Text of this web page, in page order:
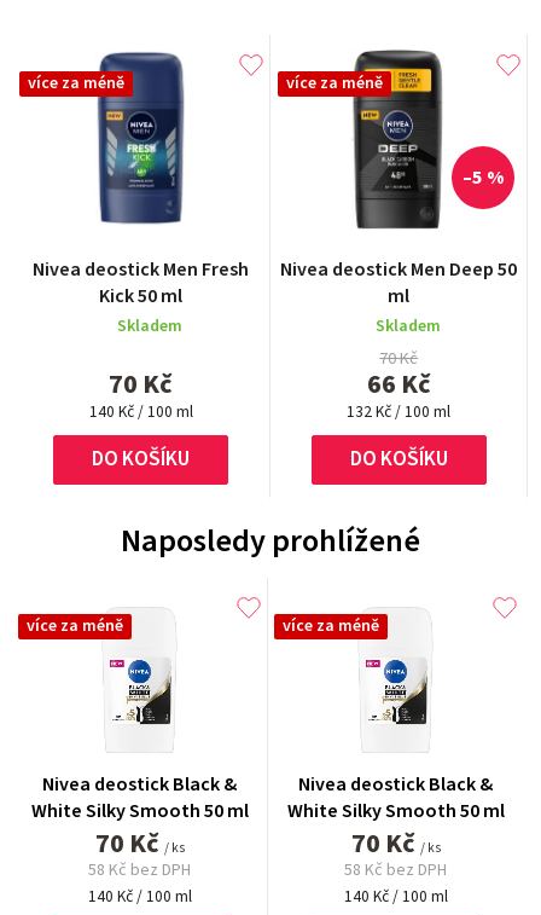
více za méně
Nivea deostick Men Fresh
Kick 50 ml
Skladem
70 Kč
Měrná
cena:
140 Kč / 100 ml
DO KOŠÍKU
více za méně
Nivea deostick Men Deep 50
ml
Skladem
70 Kč
66 Kč
–5 %
Měrná
cena:
132 Kč / 100 ml
DO KOŠÍKU
Naposledy prohlížené
více za méně
Nivea deostick Black &
White Silky Smooth 50 ml
70 Kč / ks
58 Kč bez DPH
Měrná
140 Kč / 100 ml
více za méně
Nivea deostick Black &
White Silky Smooth 50 ml
70 Kč / ks
58 Kč bez DPH
Měrná
140 Kč / 100 ml